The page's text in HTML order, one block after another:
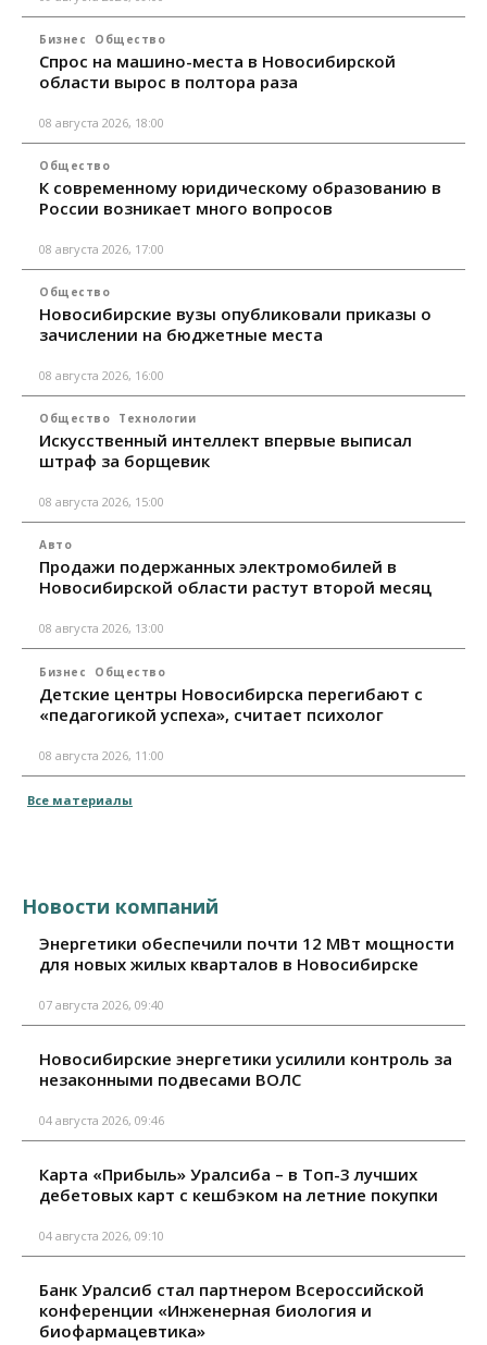
Бизнес Общество
Спрос на машино-места в Новосибирской
области вырос в полтора раза
08 августа 2026, 18:00
Общество
К современному юридическому образованию в
России возникает много вопросов
08 августа 2026, 17:00
Общество
Новосибирские вузы опубликовали приказы о
зачислении на бюджетные места
08 августа 2026, 16:00
Общество Технологии
Искусственный интеллект впервые выписал
штраф за борщевик
08 августа 2026, 15:00
Авто
Продажи подержанных электромобилей в
Новосибирской области растут второй месяц
08 августа 2026, 13:00
Бизнес Общество
Детские центры Новосибирска перегибают с
«педагогикой успеха», считает психолог
08 августа 2026, 11:00
Все материалы
Новости компаний
Энергетики обеспечили почти 12 МВт мощности
для новых жилых кварталов в Новосибирске
07 августа 2026, 09:40
Новосибирские энергетики усилили контроль за
незаконными подвесами ВОЛС
04 августа 2026, 09:46
Карта «Прибыль» Уралсиба – в Топ-3 лучших
дебетовых карт с кешбэком на летние покупки
04 августа 2026, 09:10
Банк Уралсиб стал партнером Всероссийской
конференции «Инженерная биология и
биофармацевтика»